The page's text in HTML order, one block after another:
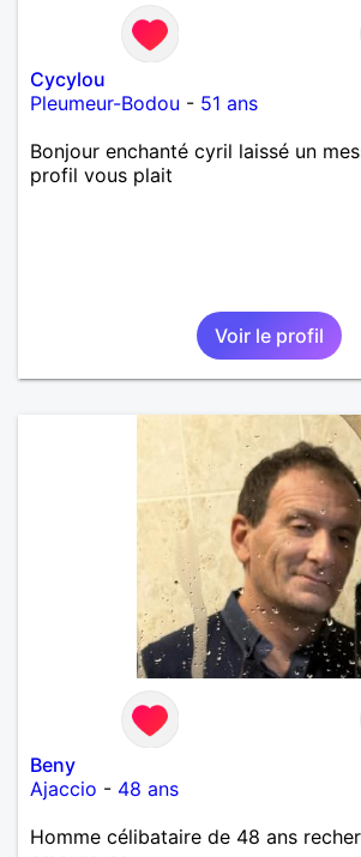
Cycylou
Pleumeur-Bodou - 51 ans
Bonjour enchanté cyril laissé un
profil vous plait
Voir le profil
Beny
Ajaccio - 48 ans
Homme célibataire de 48 ans